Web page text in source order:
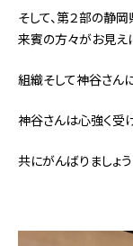
そして、第２部の静
来賓の方々がお見え
組織そして神谷さん
神谷さんは心強く受
共にがんばりましょう